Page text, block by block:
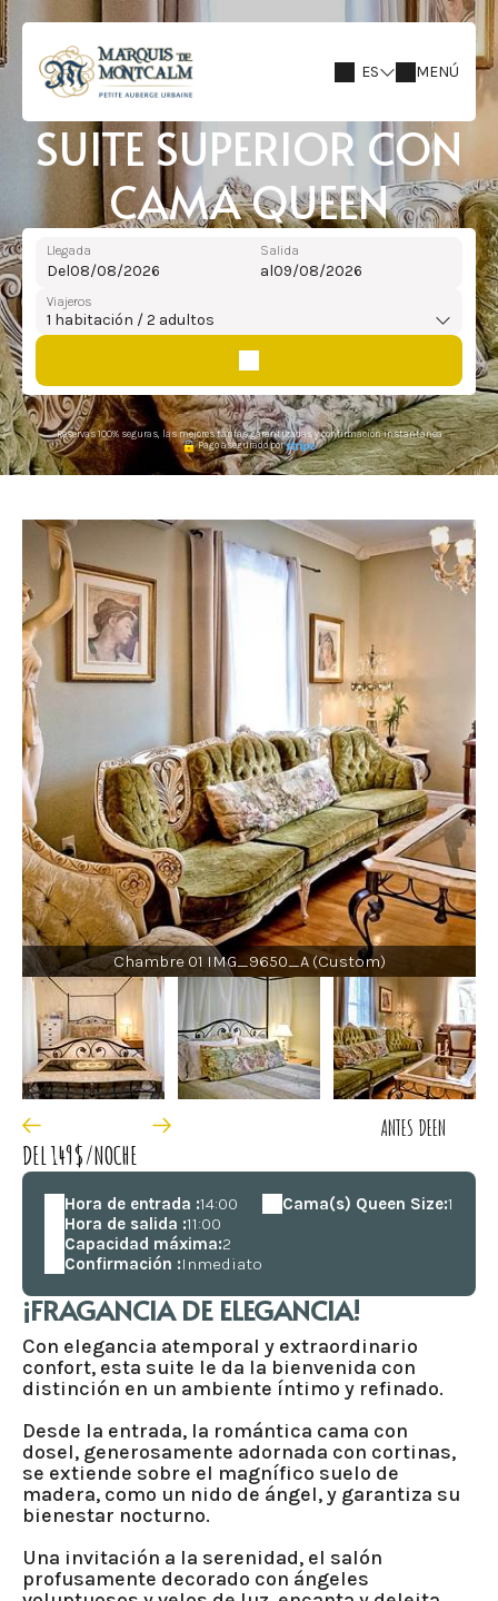
ES MENÚ
SUITE SUPERIOR CON
CAMA QUEEN
Llegada
Del
Salida
al
Viajeros
1 habitación /2 adultos
Reservas 100% seguras, las mejores tarifas garantizadas y confirmación instantánea
Pago asegurado por
Chambre 01 IMG_9650_A (Custom)
ANTES DEEN
DEL 149$/NOCHE
Hora de entrada :14:00
Hora de salida :11:00
Capacidad máxima:2
Confirmación :Inmediato
Cama(s) Queen Size:1
¡FRAGANCIA DE ELEGANCIA!
Con elegancia atemporal y extraordinario
confort, esta suite le da la bienvenida con
distinción en un ambiente íntimo y refinado.
Desde la entrada, la romántica cama con
dosel, generosamente adornada con cortinas,
se extiende sobre el magnífico suelo de
madera, como un nido de ángel, y garantiza su
bienestar nocturno.
Una invitación a la serenidad, el salón
profusamente decorado con ángeles